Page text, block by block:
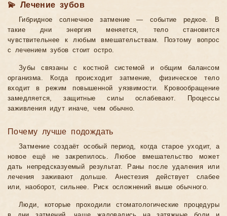
💫 Лечение зубов
Гибридное солнечное затмение — событие редкое. В
такие дни энергия меняется, тело становится
чувствительнее к любым вмешательствам. Поэтому вопрос
с лечением зубов стоит остро.
Зубы связаны с костной системой и общим балансом
организма. Когда происходит затмение, физическое тело
входит в режим повышенной уязвимости. Кровообращение
замедляется, защитные силы ослабевают. Процессы
заживления идут иначе, чем обычно.
Почему лучше подождать
Затмение создаёт особый период, когда старое уходит, а
новое ещё не закрепилось. Любое вмешательство может
дать непредсказуемый результат. Раны после удаления или
лечения заживают дольше. Анестезия действует слабее
или, наоборот, сильнее. Риск осложнений выше обычного.
Люди, которые проходили стоматологические процедуры